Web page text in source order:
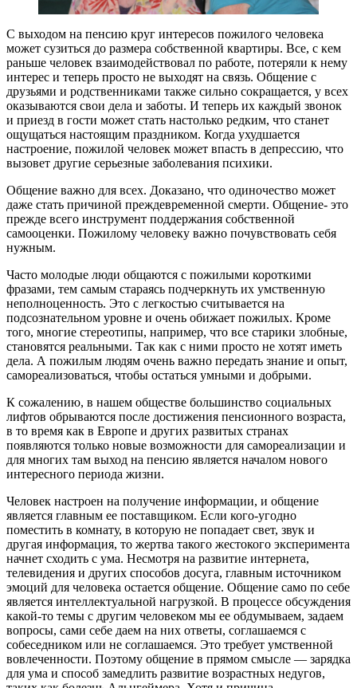
С выходом на пенсию круг интересов пожилого человека
может сузиться до размера собственной квартиры. Все, с кем
раньше человек взаимодействовал по работе, потеряли к нему
интерес и теперь просто не выходят на связь. Общение с
друзьями и родственниками также сильно сокращается, у всех
оказываются свои дела и заботы. И теперь их каждый звонок
и приезд в гости может стать настолько редким, что станет
ощущаться настоящим праздником. Когда ухудшается
настроение, пожилой человек может впасть в депрессию, что
вызовет другие серьезные заболевания психики.
Общение важно для всех. Доказано, что одиночество может
даже стать причиной преждевременной смерти. Общение- это
прежде всего инструмент поддержания собственной
самооценки. Пожилому человеку важно почувствовать себя
нужным.
Часто молодые люди общаются с пожилыми короткими
фразами, тем самым стараясь подчеркнуть их умственную
неполноценность. Это с легкостью считывается на
подсознательном уровне и очень обижает пожилых. Кроме
того, многие стереотипы, например, что все старики злобные,
становятся реальными. Так как с ними просто не хотят иметь
дела. А пожилым людям очень важно передать знание и опыт,
самореализоваться, чтобы остаться умными и добрыми.
К сожалению, в нашем обществе большинство социальных
лифтов обрываются после достижения пенсионного возраста,
в то время как в Европе и других развитых странах
появляются только новые возможности для самореализации и
для многих там выход на пенсию является началом нового
интересного периода жизни.
Человек настроен на получение информации, и общение
является главным ее поставщиком. Если кого-угодно
поместить в комнату, в которую не попадает свет, звук и
другая информация, то жертва такого жестокого эксперимента
начнет сходить с ума. Несмотря на развитие интернета,
телевидения и других способов досуга, главным источником
эмоций для человека остается общение. Общение само по себе
является интеллектуальной нагрузкой. В процессе обсуждения
какой-то темы с другим человеком мы ее обдумываем, задаем
вопросы, сами себе даем на них ответы, соглашаемся с
собеседником или не соглашаемся. Это требует умственной
вовлеченности. Поэтому общение в прямом смысле — зарядка
для ума и способ замедлить развитие возрастных недугов,